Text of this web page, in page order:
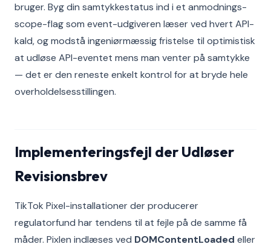
bruger. Byg din samtykkestatus ind i et anmodnings-
scope-flag som event-udgiveren læser ved hvert API-
kald, og modstå ingeniørmæssig fristelse til optimistisk
at udløse API-eventet mens man venter på samtykke
— det er den reneste enkelt kontrol for at bryde hele
overholdelsesstillingen.
Implementeringsfejl der Udløser
Revisionsbrev
TikTok Pixel-installationer der producerer
regulatorfund har tendens til at fejle på de samme få
måder. Pixlen indlæses ved DOMContentLoaded eller